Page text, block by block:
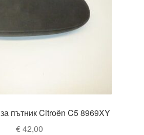
пътник Citroën C5 8969XY
€42,00